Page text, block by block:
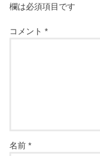
欄は必須項目です
コメント*
名前*